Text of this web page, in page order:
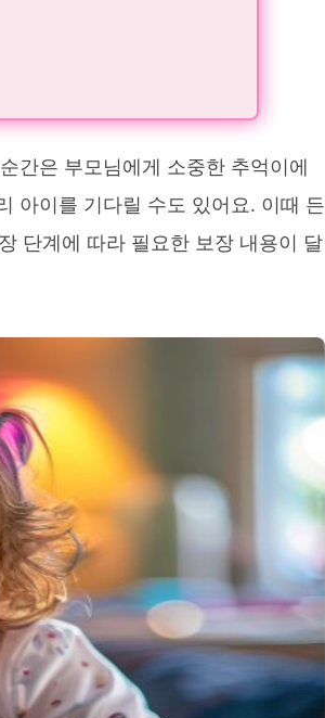
간은 부모님에게 소중한 추억이에
아이를 기다릴 수도 있어요. 이때 든
단계에 따라 필요한 보장 내용이 달